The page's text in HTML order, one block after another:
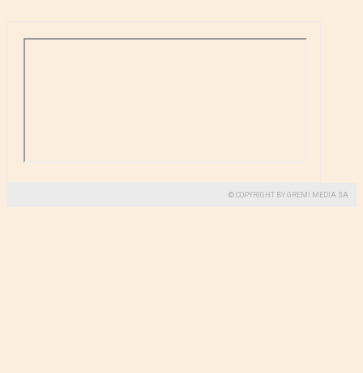
© COPYRIGHT BY GREMI MEDIA SA